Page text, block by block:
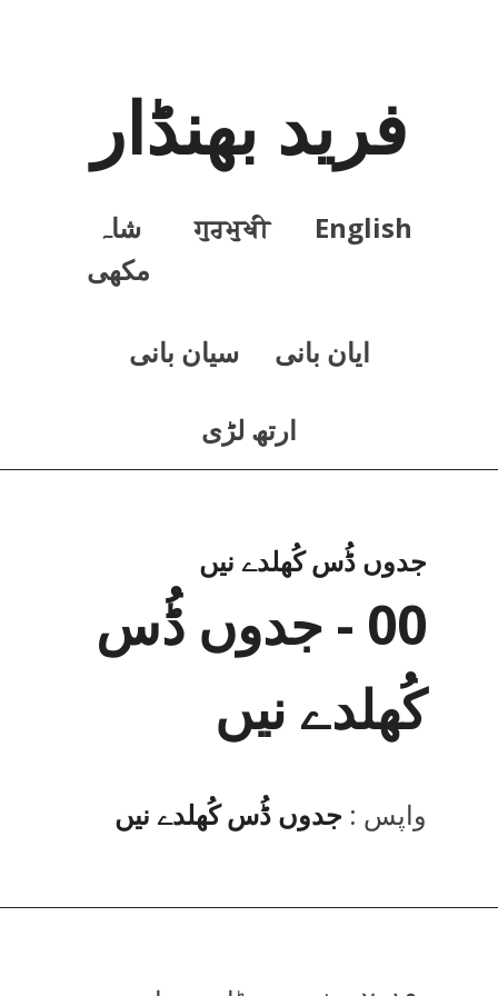
فرید بھنڈار
English
ਗੁਰਮੁਖੀ
شاہ
مکھی
ايان بانی سيان بانی
ارتھ لڑی
جدوں ڈُس کُھلدے نیں
00 - جدوں ڈُس
کُھلدے نیں
واپس : جدوں ڈُس کُھلدے نیں